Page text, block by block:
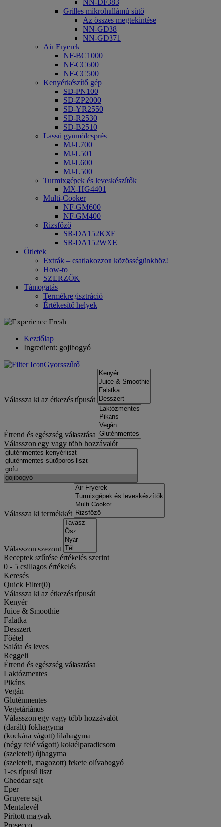
NN-DF383
Grilles mikrohullámú sütő
Az összes megtekintése
NN-GD38
NN-GD371
Air Fryerek
NF-BC1000
NF-CC600
NF-CC500
Kenyérkészítő gép
SD-PN100
SD-ZP2000
SD-YR2550
SD-R2530
SD-B2510
Lassú gyümölcsprés
MJ-L700
MJ-L501
MJ-L600
MJ-L500
Turmixgépek és leveskészítők
MX-HG4401
Multi-Cooker
NF-GM600
NF-GM400
Rizsfőző
SR-DA152KXE
SR-DA152WXE
Ötletek
Extrák – csatlakozzon közösségünkhöz!
How-to
SZERZŐK
Támogatás
Termékregisztráció
Értékesítő helyek
Kezdőlap
Ingredient: gojibogyó
Gyorsszűrő
Válassza ki az étkezés típusát
Étrend és egészség választása
Válasszon egy vagy több hozzávalót
Válassza ki termékkét
Válasszon szezont
Receptek szűrése értékelés szerint
0 - 5 csillagos értékelés
Keresés
Quick Filter(0)
Válassza ki az étkezés típusát
Kenyér
Juice & Smoothie
Falatka
Desszert
Főétel
Saláta és leves
Reggeli
Étrend és egészség választása
Laktózmentes
Pikáns
Vegán
Gluténmentes
Vegetáriánus
Válasszon egy vagy több hozzávalót
(darált) fokhagyma
(kockára vágott) lilahagyma
(négy felé vágott) koktélparadicsom
(szeletelt) újhagyma
(szeletelt, magozott) fekete olívabogyó
1-es típusú liszt
Cheddar sajt
Eper
Gruyere sajt
Mentalevél
Pirított magvak
Prosecco